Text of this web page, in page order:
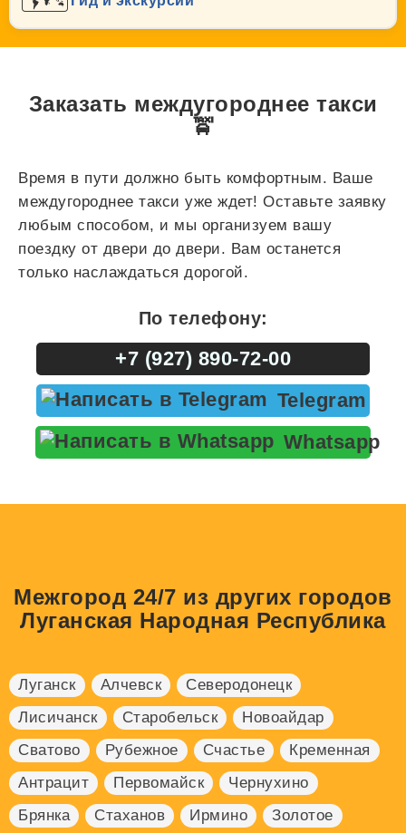
Заказать междугороднее такси
🚖
Время в пути должно быть комфортным. Ваше
междугороднее такси уже ждет! Оставьте заявку
любым способом, и мы организуем вашу
поездку от двери до двери. Вам останется
только наслаждаться дорогой.
По телефону:
+7 (927) 890-72-00
Telegram
Whatsapp
Межгород 24/7 из других городов
Луганская Народная Республика
Луганск Алчевск
Северодонецк
Лисичанск
Старобельск
Новоайдар
Сватово
Рубежное Счастье
Кременная
Антрацит
Первомайск
Чернухино
Брянка
Стаханов Ирмино
Золотое